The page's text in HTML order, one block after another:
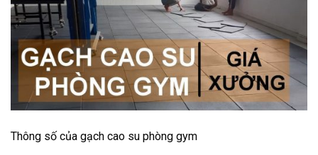
Thông số của gạch cao su phòng gym